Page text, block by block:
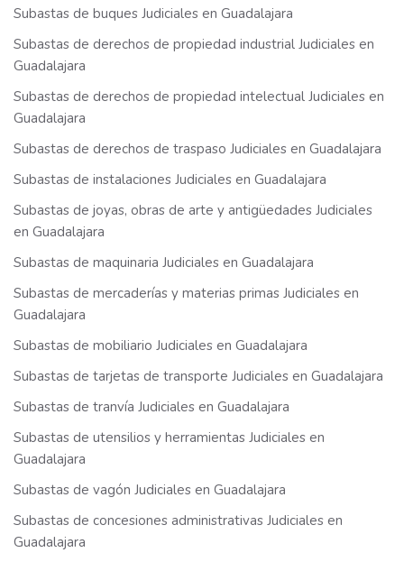
Subastas de buques Judiciales en Guadalajara
Subastas de derechos de propiedad industrial Judiciales en
Guadalajara
Subastas de derechos de propiedad intelectual Judiciales en
Guadalajara
Subastas de derechos de traspaso Judiciales en Guadalajara
Subastas de instalaciones Judiciales en Guadalajara
Subastas de joyas, obras de arte y antigüedades Judiciales
en Guadalajara
Subastas de maquinaria Judiciales en Guadalajara
Subastas de mercaderías y materias primas Judiciales en
Guadalajara
Subastas de mobiliario Judiciales en Guadalajara
Subastas de tarjetas de transporte Judiciales en Guadalajara
Subastas de tranvía Judiciales en Guadalajara
Subastas de utensilios y herramientas Judiciales en
Guadalajara
Subastas de vagón Judiciales en Guadalajara
Subastas de concesiones administrativas Judiciales en
Guadalajara